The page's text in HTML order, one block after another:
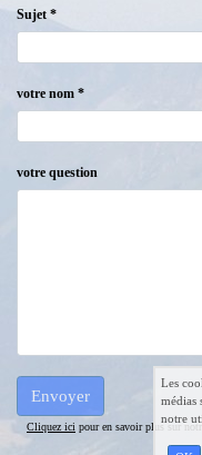
Sujet *
votre nom *
votre question
Cliquez ici pour en savoir plus sur
Les
médias
notre